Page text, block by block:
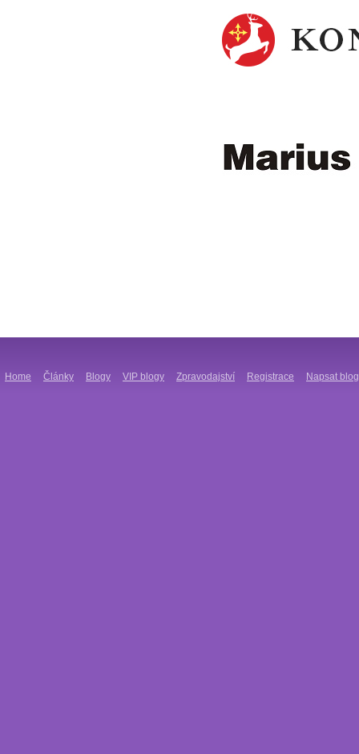
Home Články Blogy VIP blogy Zpravodajství Registrace Napsat blog